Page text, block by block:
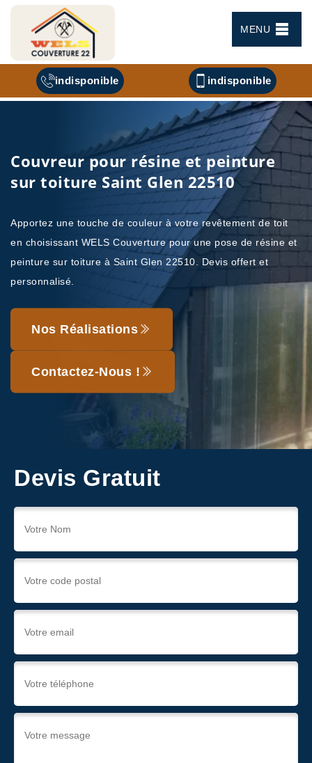
MENU
indisponible indisponible
Couvreur pour résine et peinture
sur toiture Saint Glen 22510
Apportez une touche de couleur à votre revêtement de toit
en choisissant WELS Couverture pour une pose de résine et
peinture sur toiture à Saint Glen 22510. Devis offert et
personnalisé.
Nos Réalisations
Contactez-Nous !
Devis Gratuit